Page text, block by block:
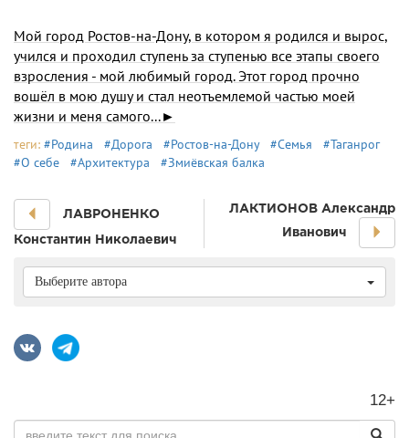
Мой город Ростов-на-Дону, в котором я родил­ся и вырос,
учился и проходил ступень за ступенью все этапы своего
взросления - мой любимый город. Этот город прочно
вошёл в мою душу и стал неотъ­емлемой частью моей
жизни и меня самого...►
теги: #Родина #Дорога #Ростов-на-Дону #Семья
#Таганрог
#О себе
#Архитектура #Змиёвская балка
ЛАВРОНЕНКО
Константин Николаевич
ЛАКТИОНОВ Александр
Иванович
Выберите автора
12+